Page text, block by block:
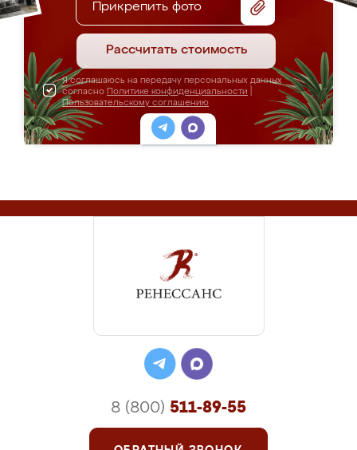
Прикрепить фото
Рассчитать стоимость
Я соглашаюсь на передачу персональных данных
согласно Политике конфиденциальности
Пользовательскому соглашению
8 (800) 511-89-55